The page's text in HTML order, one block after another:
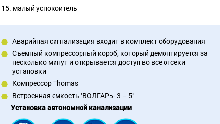
малый успокоитель
Аварийная сигнализация входит в комплект оборудования
Съемный компрессорный короб, который демонтируется за
несколько минут и открывается доступ во все отсеки
установки
Компрессор Thomas
Встроенная емкость "ВОЛГАРЬ- 3 – 5"
Установка автономной канализации